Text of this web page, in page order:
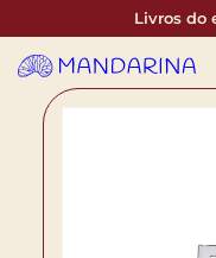
Livros do